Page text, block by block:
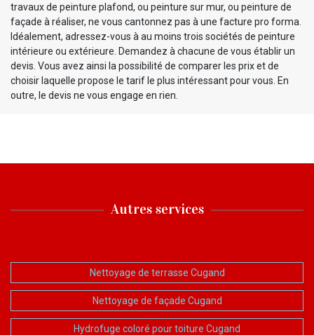
travaux de peinture plafond, ou peinture sur mur, ou peinture de
façade à réaliser, ne vous cantonnez pas à une facture pro forma.
Idéalement, adressez-vous à au moins trois sociétés de peinture
intérieure ou extérieure. Demandez à chacune de vous établir un
devis. Vous avez ainsi la possibilité de comparer les prix et de
choisir laquelle propose le tarif le plus intéressant pour vous. En
outre, le devis ne vous engage en rien.
Autres services
Nettoyage de terrasse Cugand
Nettoyage de façade Cugand
Hydrofuge coloré pour toiture Cugand